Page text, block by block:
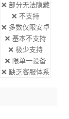
❌ 部分无法隐藏
❌ 不支持
❌ 多数仅限安卓
❌ 基本不支持
❌ 极少支持
❌ 限单一设备
❌ 缺乏客服体系